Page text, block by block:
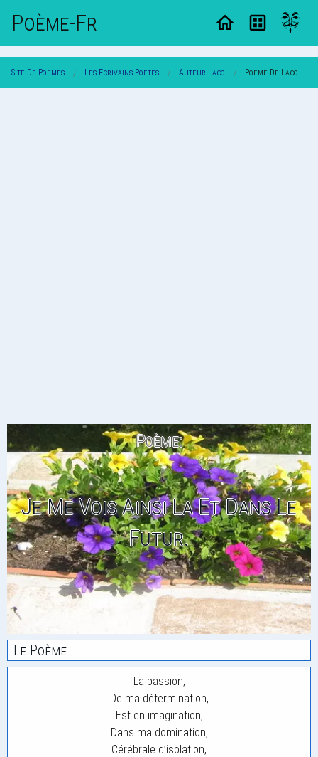
Poème-Fr
Site De Poemes Les Ecrivains Poetes Auteur Laco Poeme De Laco
Poème:
Je Me Vois Ainsi La Et Dans Le
Futur.
Le Poème
La passion,
De ma détermination,
Est en imagination,
Dans ma domination,
Cérébrale d’isolation,